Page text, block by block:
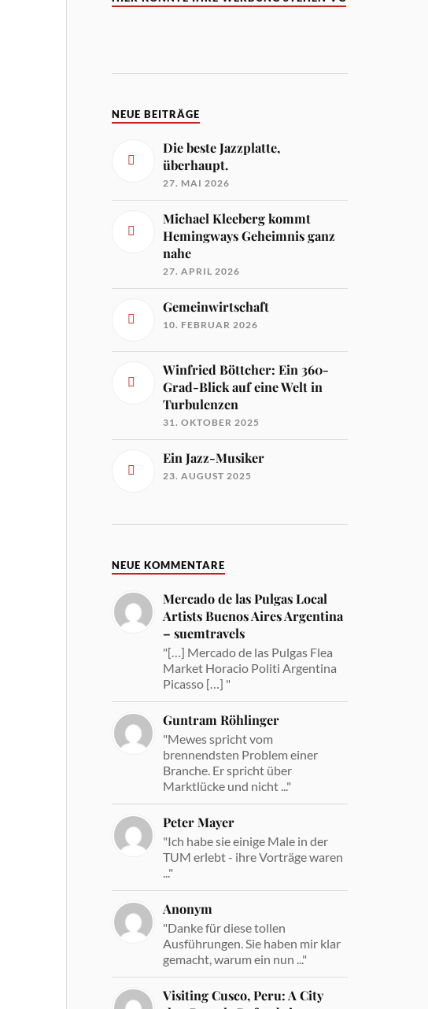
NEUE BEITRÄGE
Die beste Jazzplatte,
überhaupt.
27. MAI 2026
Michael Kleeberg kommt
Hemingways Geheimnis ganz
nahe
27. APRIL 2026
Gemeinwirtschaft
10. FEBRUAR 2026
Winfried Böttcher: Ein 360-
Grad-Blick auf eine Welt in
Turbulenzen
31. OKTOBER 2025
Ein Jazz-Musiker
23. AUGUST 2025
NEUE KOMMENTARE
Mercado de las Pulgas Local
Artists Buenos Aires Argentina
– suemtravels
"[…] Mercado de las Pulgas Flea
Market Horacio Politi Argentina
Picasso […] "
Guntram Röhlinger
"Mewes spricht vom
brennendsten Problem einer
Branche. Er spricht über
Marktlücke und nicht ..."
Peter Mayer
"Ich habe sie einige Male in der
TUM erlebt - ihre Vorträge waren
..."
Anonym
"Danke für diese tollen
Ausführungen. Sie haben mir klar
gemacht, warum ein nun ..."
Visiting Cusco, Peru: A City